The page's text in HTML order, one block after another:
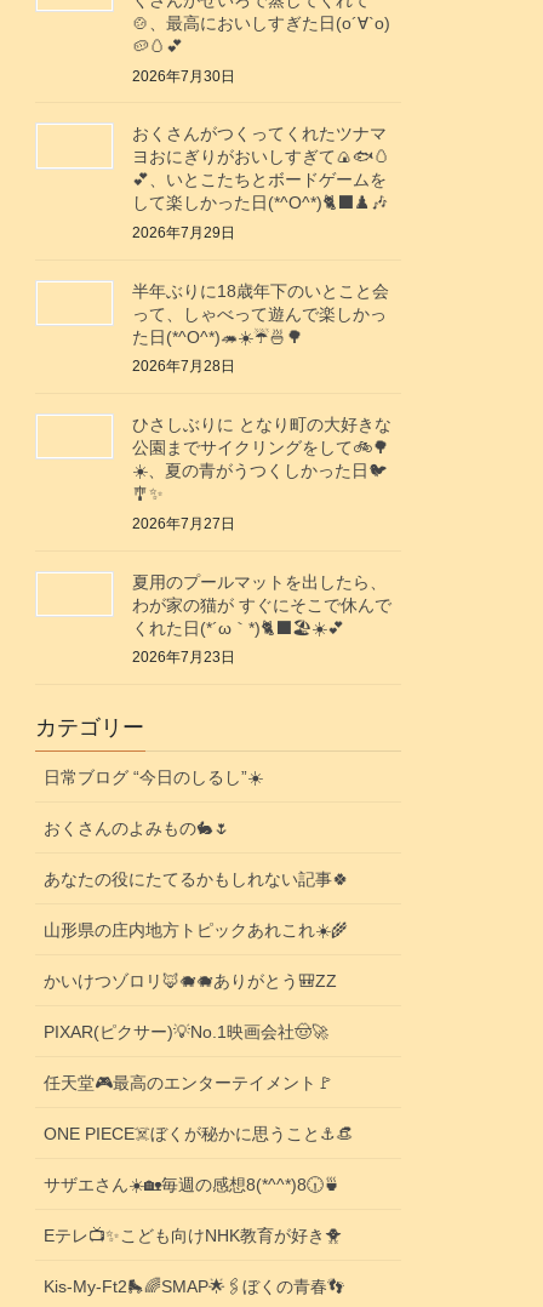
🍲、最高においしすぎた日(о´∀`о)
🥔🥚💕
2026年7月30日
おくさんがつくってくれたツナマ
ヨおにぎりがおいしすぎて🍙🐟️🥚
💕、いとこたちとボードゲームを
して楽しかった日(*^O^*)🐈‍⬛♟️🎶
2026年7月29日
半年ぶりに18歳年下のいとこと会
って、しゃべって遊んで楽しかっ
た日(*^O^*)🦔☀️☔🍜🌳
2026年7月28日
ひさしぶりに となり町の大好きな
公園までサイクリングをして🚲️🌳
☀️、夏の青がうつくしかった日🐦️
🎐✨️
2026年7月27日
夏用のプールマットを出したら、
わが家の猫が すぐにそこで休んで
くれた日(⁠*⁠´⁠ω⁠｀⁠*⁠)🐈‍⬛🏖️☀️💕
2026年7月23日
カテゴリー
日常ブログ “今日のしるし”☀️
おくさんのよみもの🐇🌷
あなたの役にたてるかもしれない記事🍀
山形県の庄内地方トピックあれこれ☀️🌾
かいけつゾロリ🦊🐗🐗ありがとう🎒ZZ
PIXAR(ピクサー)💡No.1映画会社🤠🚀
任天堂🎮️最高のエンターテイメント🚩
ONE PIECE☠️ぼくが秘かに思うこと⚓️👒
サザエさん☀️🏡毎週の感想8(*^^*)8🕡️🍵
Eテレ📺️✨こども向けNHK教育が好き🐥
Kis-My-Ft2🛼🌈SMAP🌟🖇️ぼくの青春👣